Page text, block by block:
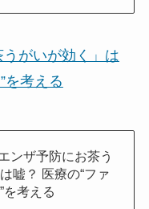
がいが効く」は
を考える
ンザ予防にお茶う
嘘？ 医療の“ファ
を考える